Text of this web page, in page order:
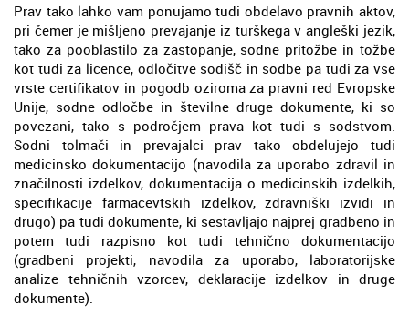
Prav tako lahko vam ponujamo tudi obdelavo pravnih aktov,
pri čemer je mišljeno prevajanje iz turškega v angleški jezik,
tako za pooblastilo za zastopanje, sodne pritožbe in tožbe
kot tudi za licence, odločitve sodišč in sodbe pa tudi za vse
vrste certifikatov in pogodb oziroma za pravni red Evropske
Unije, sodne odločbe in številne druge dokumente, ki so
povezani, tako s področjem prava kot tudi s sodstvom.
Sodni tolmači in prevajalci prav tako obdelujejo tudi
medicinsko dokumentacijo (navodila za uporabo zdravil in
značilnosti izdelkov, dokumentacija o medicinskih izdelkih,
specifikacije farmacevtskih izdelkov, zdravniški izvidi in
drugo) pa tudi dokumente, ki sestavljajo najprej gradbeno in
potem tudi razpisno kot tudi tehnično dokumentacijo
(gradbeni projekti, navodila za uporabo, laboratorijske
analize tehničnih vzorcev, deklaracije izdelkov in druge
dokumente).